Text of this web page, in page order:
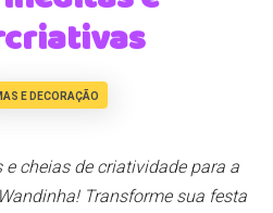
E DECORAÇÃO
cheias de criatividade para a
Transforme sua festa